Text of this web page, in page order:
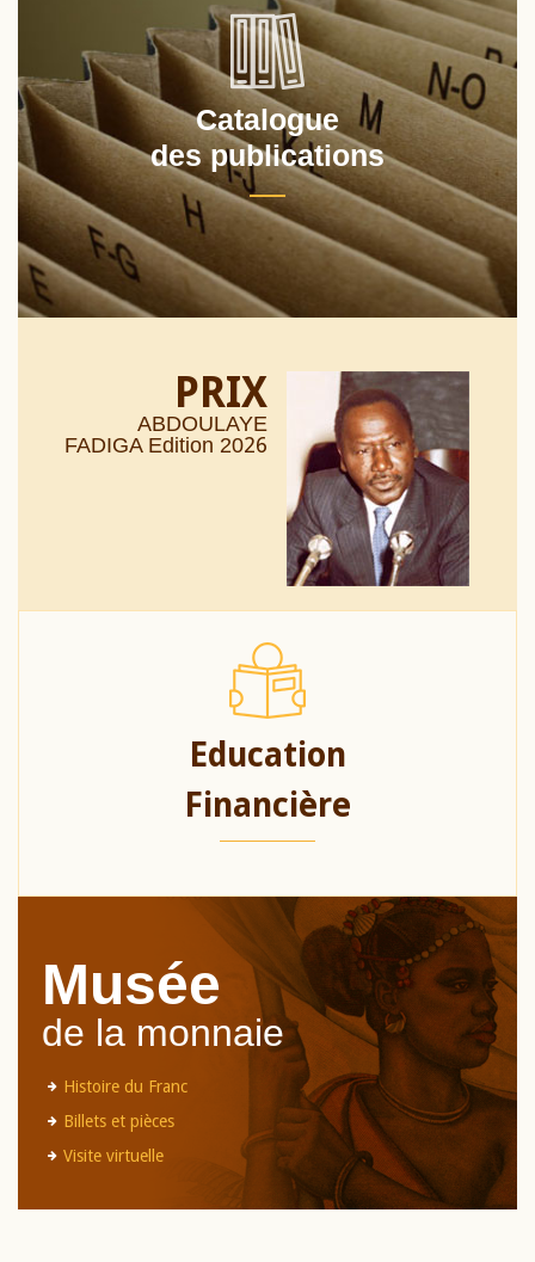
Catalogue
des publications
PRIX
ABDOULAYE
FADIGA Edition 2026
Education
Financière
Musée
de la monnaie
Histoire du Franc
Billets et pièces
Visite virtuelle